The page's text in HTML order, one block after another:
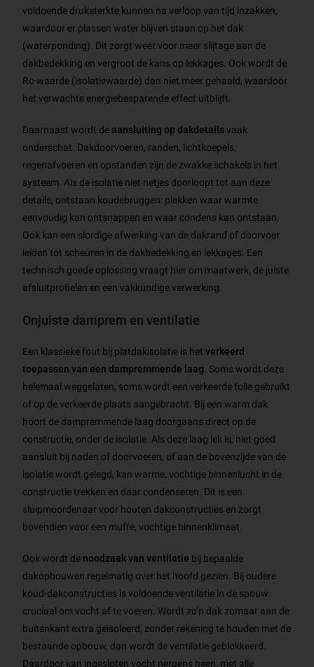
voldoende druksterkte kunnen na verloop van tijd inzakken,
waardoor er plassen water blijven staan op het dak
(waterponding). Dit zorgt weer voor meer slijtage aan de
dakbedekking en vergroot de kans op lekkages. Ook wordt de
Rc-waarde (isolatiewaarde) dan niet meer gehaald, waardoor
het verwachte energiebesparende effect uitblijft.
Daarnaast wordt de aansluiting op dakdetails vaak
onderschat. Dakdoorvoeren, randen, lichtkoepels,
regenafvoeren en opstanden zijn de zwakke schakels in het
systeem. Als de isolatie niet netjes doorloopt tot aan deze
details, ontstaan koudebruggen: plekken waar warmte
eenvoudig kan ontsnappen en waar condens kan ontstaan.
Ook kan een slordige afwerking van de dakrand of doorvoer
leiden tot scheuren in de dakbedekking en lekkages. Een
technisch goede oplossing vraagt hier om maatwerk, de juiste
afsluitprofielen en een vakkundige verwerking.
Onjuiste damprem en ventilatie
Een klassieke fout bij platdakisolatie is hetverkeerd
toepassen van een dampremmende laag. Soms wordt deze
helemaal weggelaten, soms wordt een verkeerde folie gebruikt
of op de verkeerde plaats aangebracht. Bij een warm dak
hoort de dampremmende laag doorgaans direct op de
constructie, onder de isolatie. Als deze laag lek is, niet goed
aansluit bij naden of doorvoeren, of aan de bovenzijde van de
isolatie wordt gelegd, kan warme, vochtige binnenlucht in de
constructie trekken en daar condenseren. Dit is een
sluipmoordenaar voor houten dakconstructies en zorgt
bovendien voor een muffe, vochtige binnenklimaat.
Ook wordt de noodzaak van ventilatie bij bepaalde
dakopbouwen regelmatig over het hoofd gezien. Bij oudere
koud-dakconstructies is voldoende ventilatie in de spouw
cruciaal om vocht af te voeren. Wordt zo’n dak zomaar aan de
buitenkant extra geïsoleerd, zonder rekening te houden met de
bestaande opbouw, dan wordt de ventilatie geblokkeerd.
Daardoor kan ingesloten vocht nergens heen, met alle